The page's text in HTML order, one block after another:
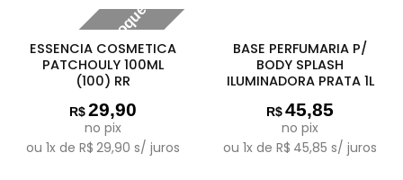
Fora de estoque
ESSENCIA COSMETICA
PATCHOULY 100ML
(100) RR
R$29,90
no pix
ou 1x de R$ 29,90 s/ juros
BASE PERFUMARIA P/
BODY SPLASH
ILUMINADORA PRATA 1L
R$45,85
no pix
ou 1x de R$ 45,85 s/ juros